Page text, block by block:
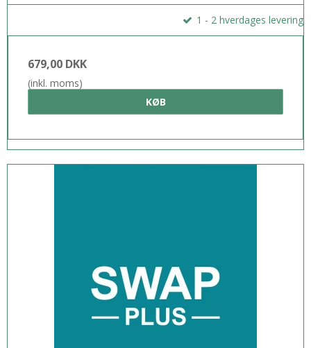
1 - 2 hverdages levering
679,00 DKK
(inkl. moms)
KØB